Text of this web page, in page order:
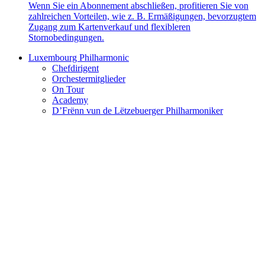
Wenn Sie ein Abonnement abschließen, profitieren Sie von
zahlreichen Vorteilen, wie z. B. Ermäßigungen, bevorzugtem
Zugang zum Kartenverkauf und flexibleren
Stornobedingungen.
Luxembourg Philharmonic
Chefdirigent
Orchestermitglieder
On Tour
Academy
D’Frënn vun de Lëtzebuerger Philharmoniker